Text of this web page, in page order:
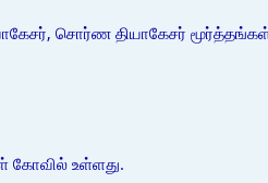
சொர்ண தியாகேசர்
கோவில் உள்ளது.